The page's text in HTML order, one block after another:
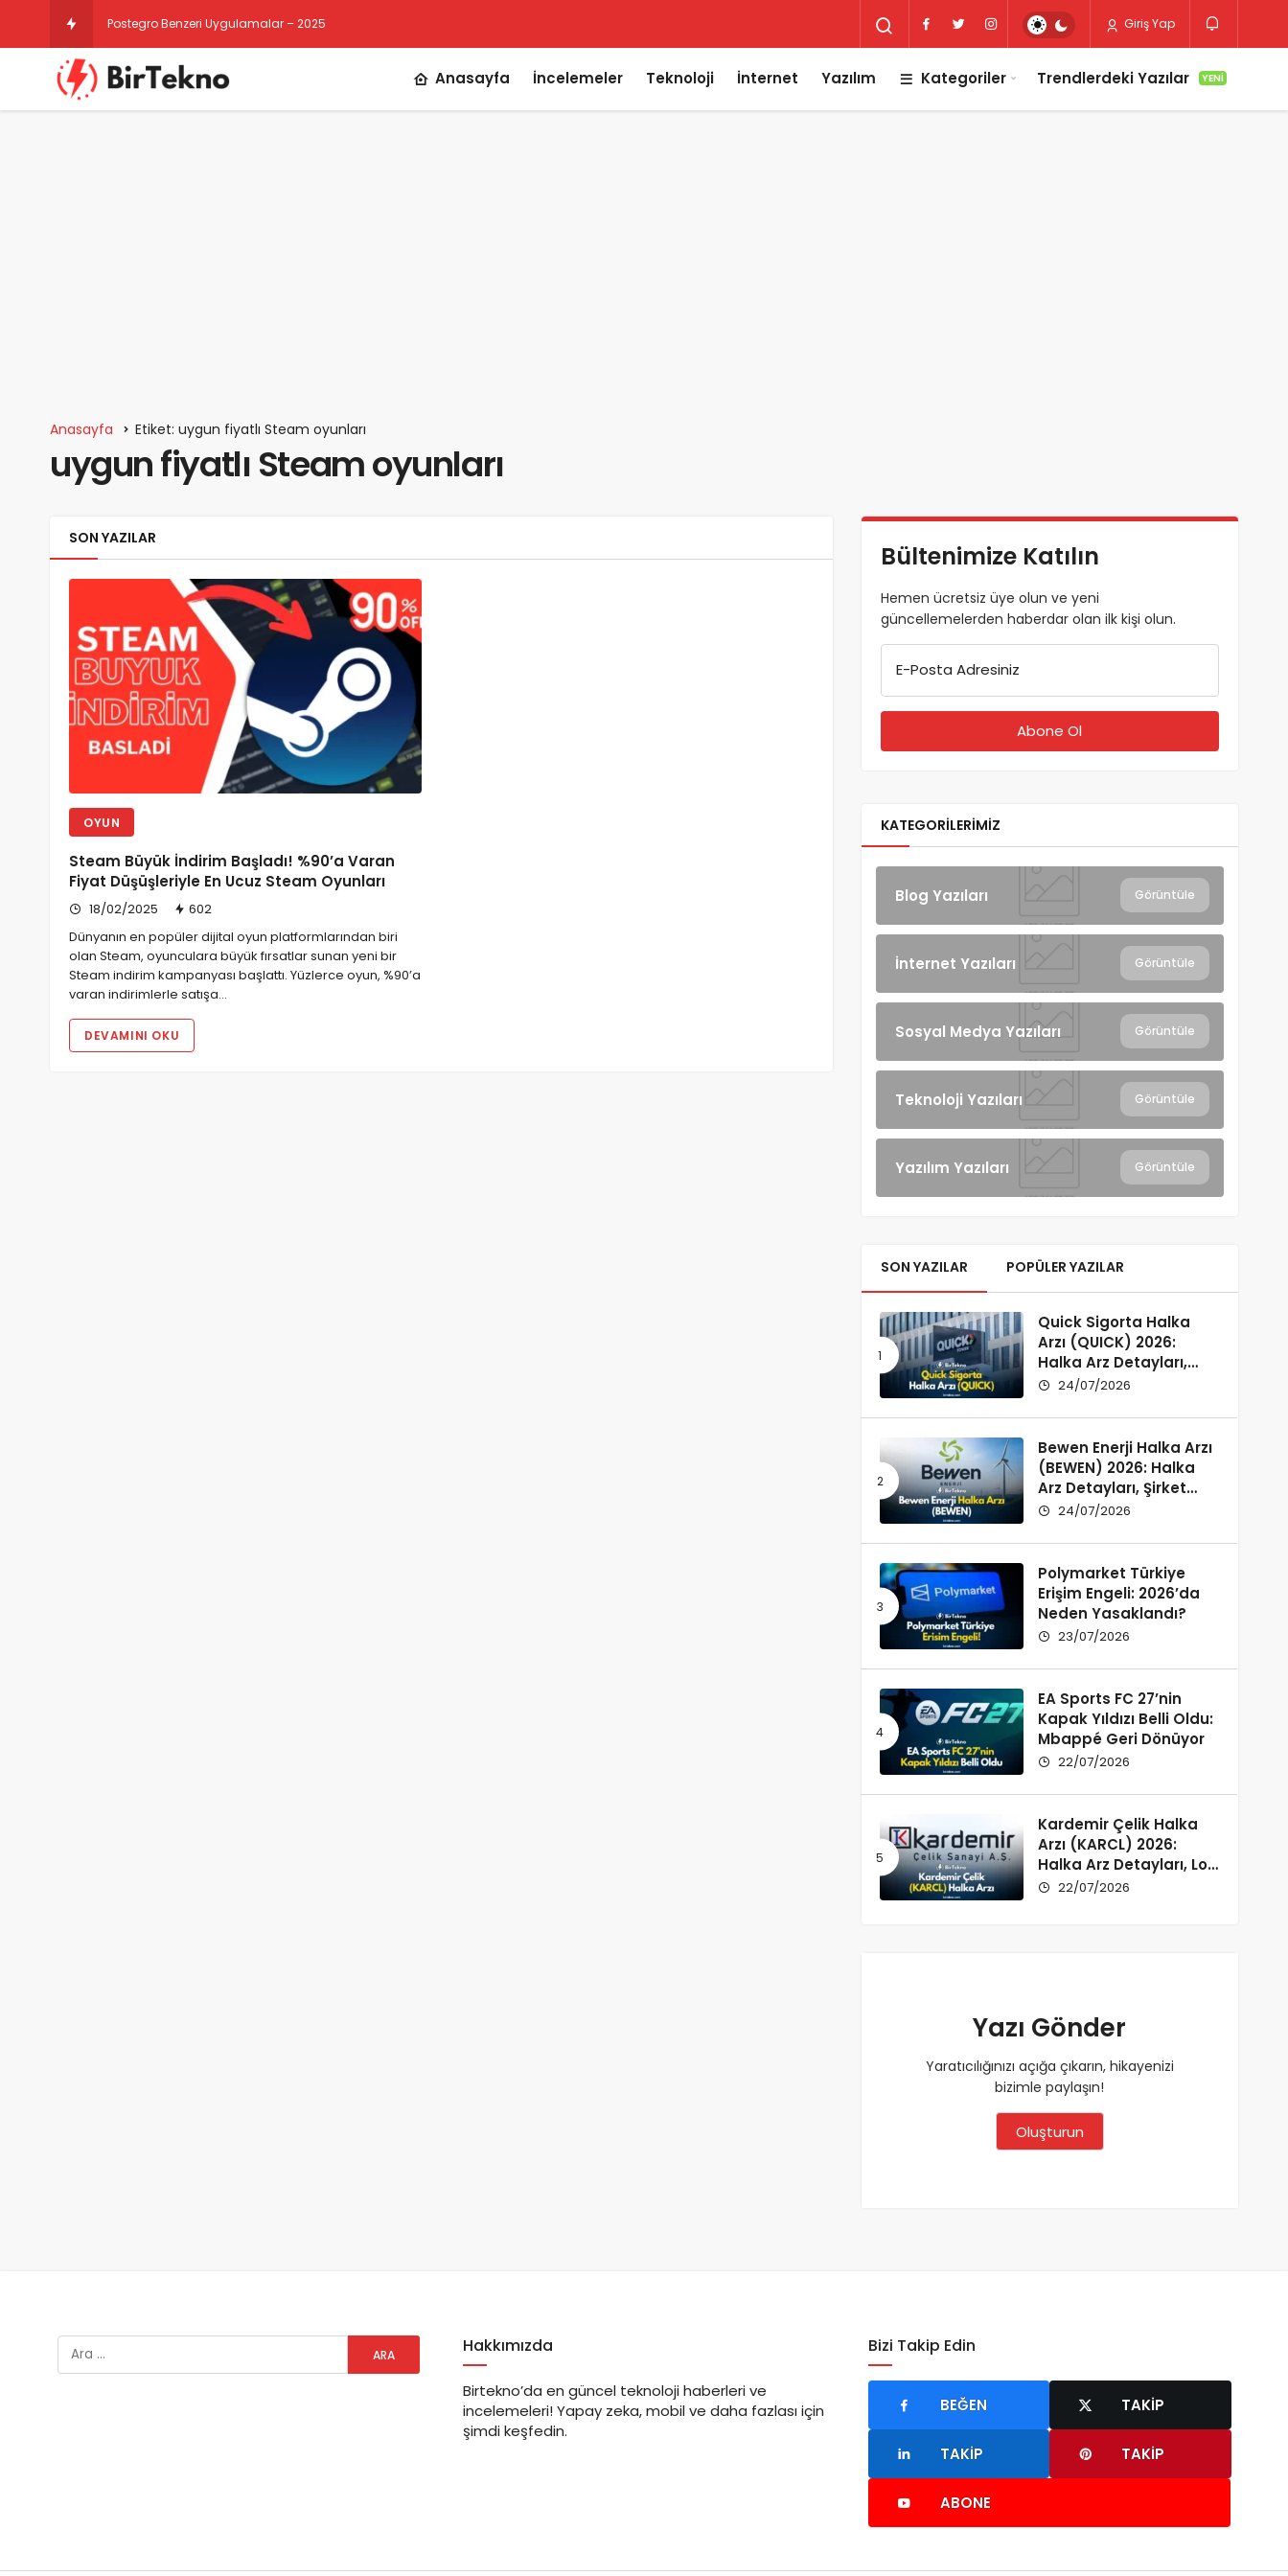
Postegro Benzeri Uygulamalar – 2025 Giriş Yap
Anasayfa İncelemeler Teknoloji İnternet Yazılım Kategoriler Trendlerdeki Yazılar YENI
Anasayfa Etiket: uygun fiyatlı Steam oyunları
uygun fiyatlı Steam oyunları
SON YAZILAR
OYUN
Steam Büyük İndirim Başladı! %90’a Varan
Fiyat Düşüşleriyle En Ucuz Steam Oyunları
18/02/2025
602
Dünyanın en popüler dijital oyun platformlarından biri
olan Steam, oyunculara büyük fırsatlar sunan yeni bir
Steam indirim kampanyası başlattı. Yüzlerce oyun, %90’a
varan indirimlerle satışa…
DEVAMINI OKU
Bültenimize Katılın
Hemen ücretsiz üye olun ve yeni
güncellemelerden haberdar olan ilk kişi olun.
E-Posta Adresiniz
KATEGORILERIMIZ
Blog Yazıları Görüntüle
İnternet Yazıları Görüntüle
Sosyal Medya Yazıları Görüntüle
Teknoloji Yazıları Görüntüle
Yazılım Yazıları Görüntüle
SON YAZILAR POPÜLER YAZILAR
Quick Sigorta Halka
Arzı (QUICK) 2026:
Halka Arz Detayları,
Şirket Profili ve
24/07/2026
Bewen Enerji Halka Arzı
(BEWEN) 2026: Halka
Arz Detayları, Şirket
Profili ve Fon Kullanımı
24/07/2026
Polymarket Türkiye
Erişim Engeli: 2026’da
Neden Yasaklandı?
23/07/2026
EA Sports FC 27’nin
Kapak Yıldızı Belli Oldu:
Mbappé Geri Dönüyor
22/07/2026
Kardemir Çelik Halka
Arzı (KARCL) 2026:
Halka Arz Detayları, Lot
Dağılımı ve Şirket Profili
22/07/2026
Yazı Gönder
Yaratıcılığınızı açığa çıkarın, hikayenizi
bizimle paylaşın!
Oluşturun
Hakkımızda
Birtekno’da en güncel teknoloji haberleri ve
incelemeleri! Yapay zeka, mobil ve daha fazlası için
şimdi keşfedin.
Bizi Takip Edin
BEĞEN TAKIP
TAKIP TAKIP
ABONE